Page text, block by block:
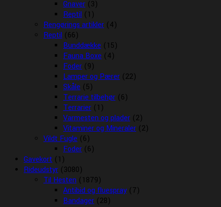
Gnaver (3)
Reptil (1)
Rengørings artikler (4)
Reptil (66)
Bunddække (15)
Fauna Boxe (4)
Foder (9)
Lamper og Pærer (22)
Skåle (5)
Terrarie tilbehør (6)
Terrarier (1)
Varmesten og plader (2)
Vitaminer og Mineraler (2)
Vildt Fugle (6)
Foder (6)
Gavekort (1)
Rideudstyr (3080)
Til Hesten (1879)
Antibid og fluespray (7)
Bandager (28)